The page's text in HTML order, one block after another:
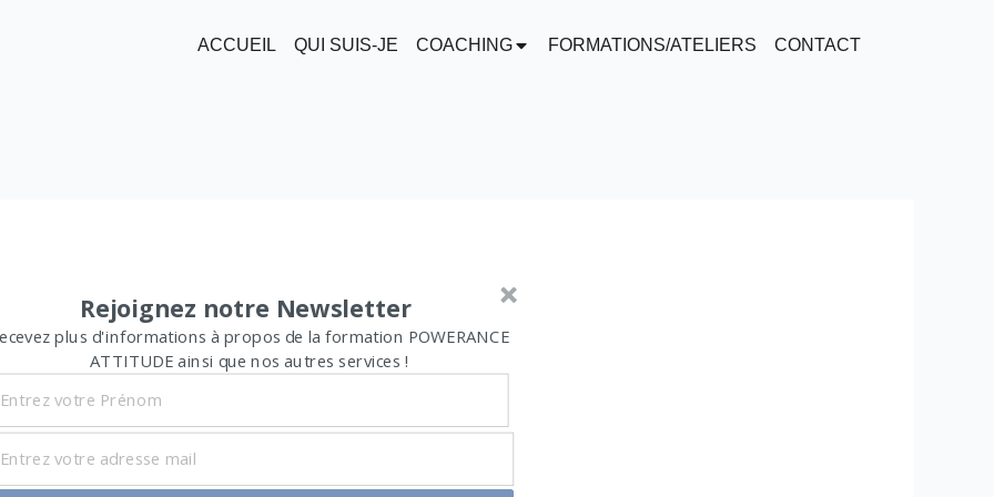
ACCUEIL QUI SUIS-JE COACHING FORMATIONS/ATELIERS CONTACT
Rejoignez notre Newsletter
plus d'informations à propos de la formation POWERANCE
ATTITUDE ainsi que nos autres services !